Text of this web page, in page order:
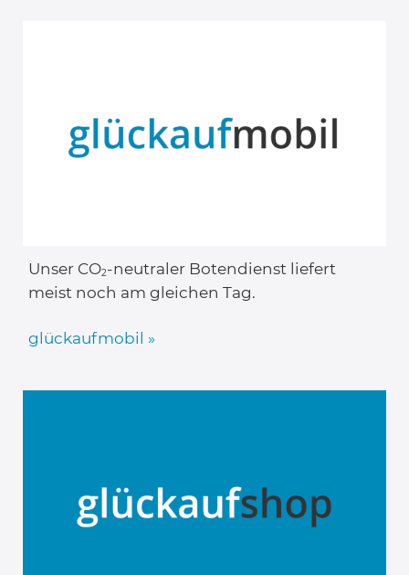
Unser CO2-neutraler Botendienst liefert
meist noch am gleichen Tag.
glückaufmobil »